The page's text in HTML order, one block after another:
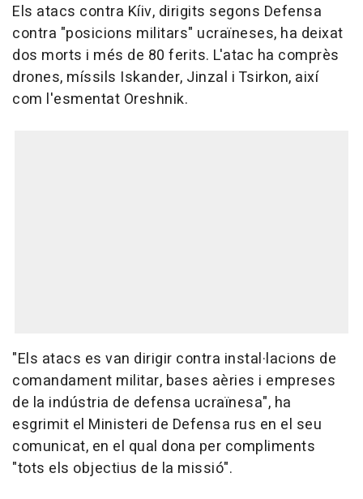
Els atacs contra Kíiv, dirigits segons Defensa
contra "posicions militars" ucraïneses, ha deixat
dos morts i més de 80 ferits. L'atac ha comprès
drones, míssils Iskander, Jinzal i Tsirkon, així
com l'esmentat Oreshnik.
"Els atacs es van dirigir contra instal·lacions de
comandament militar, bases aèries i empreses
de la indústria de defensa ucraïnesa", ha
esgrimit el Ministeri de Defensa rus en el seu
comunicat, en el qual dona per compliments
"tots els objectius de la missió".